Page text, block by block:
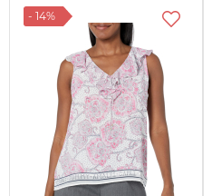
- 14%